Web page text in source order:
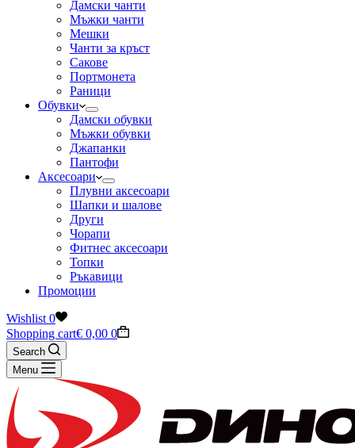
Дамски чанти
Мъжки чанти
Мешки
Чанти за кръст
Сакове
Портмонета
Раници
Обувки
Дамски обувки
Мъжки обувки
Джапанки
Пантофи
Аксесоари
Плувни аксесоари
Шапки и шалове
Други
Чорапи
Фитнес аксесоари
Топки
Ръкавици
Промоции
Wishlist 0
Shopping cart€ 0,00 0
Search
Menu